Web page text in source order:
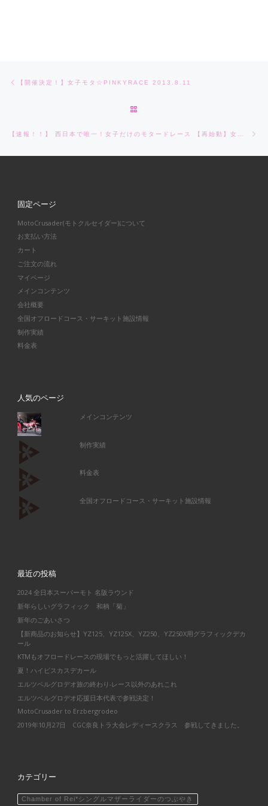
Post navigation
【開催決定！】女子モタ☆PINKYRACE 2013.8.11
固定ページ
MotoCrusader(モトクルセイダー)について
お支払い方法
カート
ご注文の流れ
マイページ
メインコンテンツ
会社概要
全国オフロードコース・サーキット施設情報
制作実績
料金表
人気のページ
メインコンテンツ
制作実績
料金表
全国オフロードコース・サーキット施設情報
最近の投稿
2024 全日本スーパーモト 名阪ラウンド
新年らしいグラフィック 和柄「菊」
新年のごあいさつ
【新商品のお知らせ】YZ125、YZ125X、YZ250、YZ250X用グラフィックデカ
ール
KTMもオフロードレースの現場でもっと活躍してほしい！
夏！ハイビスカスデカール
エルツベルグロデオ旅の終わり-レース以外のあれこれ
エルツベルグロデオ応援日本代表で参戦決定！
MotoCrusader to Erzbergrodeo
2019年10月27日 CGC奈良トラ大会レディースクラス 参戦してきました。
カテゴリー
Chamber of Rei*シングルマザーライダーのつぶやき